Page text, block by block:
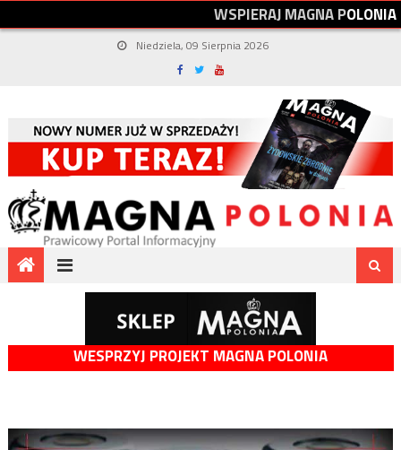
WSPIERAJMAGNAPOLONIA
Niedziela, 09 Sierpnia 2026
WESPRZYJ PROJEKT MAGNA POLONIA